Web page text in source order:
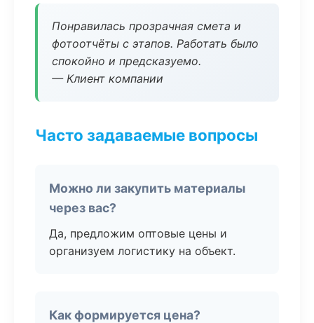
Понравилась прозрачная смета и
фотоотчёты с этапов. Работать было
спокойно и предсказуемо.
— Клиент компании
Часто задаваемые вопросы
Можно ли закупить материалы
через вас?
Да, предложим оптовые цены и
организуем логистику на объект.
Как формируется цена?